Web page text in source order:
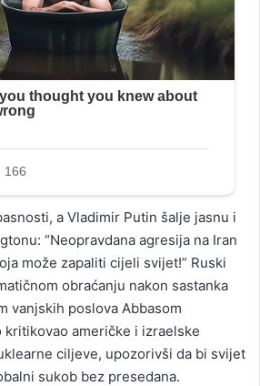
a Vladimir Putin šalje jasnu i
“Neopravdana agresija na Iran
može zapaliti cijeli svijet!” Ruski
obraćanju nakon sastanka
vanjskih poslova Abbasom
američke i izraelske
ciljeve, upozorivši da bi svijet
sukob bez presedana.